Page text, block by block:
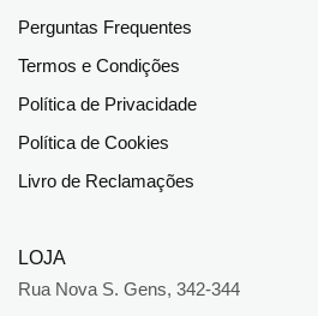
Perguntas Frequentes
Termos e Condições
Política de Privacidade
Política de Cookies
Livro de Reclamações
LOJA
Rua Nova S. Gens, 342-344